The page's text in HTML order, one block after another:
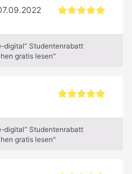
digital“ Studentenrabatt
gratis lesen"
digital“ Studentenrabatt
gratis lesen"